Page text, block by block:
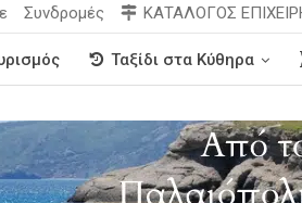
Συνδρομές ΚΑΤΑΛΟΓΟΣ
Ταξίδι στα Κύθηρα